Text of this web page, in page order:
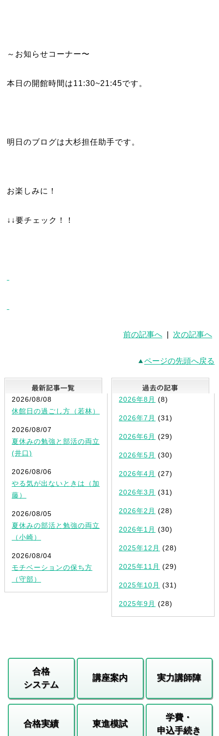
～お知らせコーナー〜
本日の開館時間は11:30~21:45です。
明日のブログは大杉担任助手です。
お楽しみに！
↓↓要チェック！！
前の記事へ 次の記事へ
ページの先頭へ戻る
最新記事一覧
2026/08/08
休館日の過ごし方（若林）
2026/08/07
夏休みの勉強と部活の両立
(井口)
2026/08/06
やる気が出ないときは（加
藤）
2026/08/05
夏休みの部活と勉強の両立
（小崎）
2026/08/04
モチベーションの保ち方
（守部）
2026年8月 (8)
2026年7月 (31)
2026年6月 (29)
2026年5月 (30)
2026年4月 (27)
2026年3月 (31)
2026年2月 (28)
2026年1月 (30)
2025年12月 (28)
2025年11月 (29)
2025年10月 (31)
2025年9月 (28)
合格
システム
講座案内 実力講師陣
合格実績 東進模試
学費・
申込手続き